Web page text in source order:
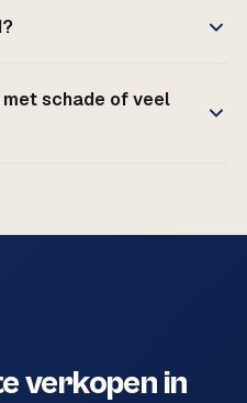
schade of veel
verkopen in